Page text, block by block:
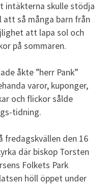
intäkterna skulle stödja
så många barn från
att lapa sol och
på sommaren.
åkte ”herr Pank”
varor, kuponger,
och flickor sålde
tidning.
fredagskvällen den 16
där biskop Torsten
Folkets Park
höll öppet under